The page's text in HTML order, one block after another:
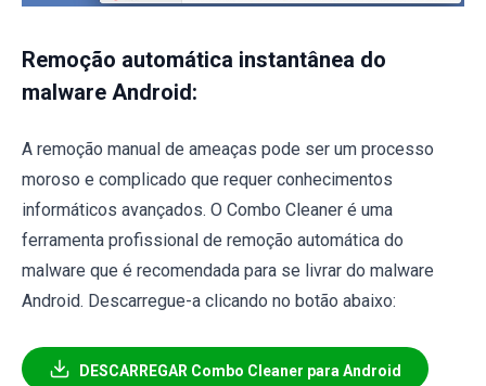
Remoção automática instantânea do
malware Android:
A remoção manual de ameaças pode ser um processo
moroso e complicado que requer conhecimentos
informáticos avançados. O Combo Cleaner é uma
ferramenta profissional de remoção automática do
malware que é recomendada para se livrar do malware
Android. Descarregue-a clicando no botão abaixo:
DESCARREGAR Combo Cleaner para Android